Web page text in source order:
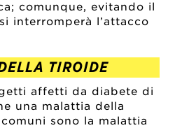
comunque, evitando il
interromperà l’attacco
TIROIDE
affetti da diabete di
una malattia della
sono la malattia